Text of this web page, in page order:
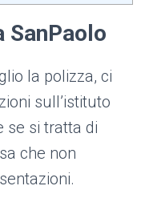
SanPaolo
la polizza, ci
sull’istituto
se si tratta di
che non